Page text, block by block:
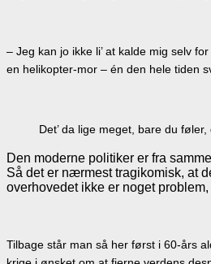
– Jeg kan jo ikke li’ at kalde mig selv
en helikopter-mor – én den hele tiden
Det’ da lige meget, bare du føler,
Den moderne politiker er fra
Så det er nærmest tragikomisk, at
overhovedet ikke er noget
Tilbage står man så her først i 60-års